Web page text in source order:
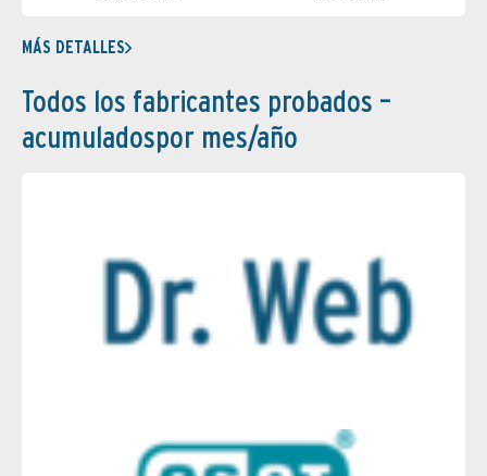
MÁS DETALLES
Todos los fabricantes probados –
acumuladospor mes/año